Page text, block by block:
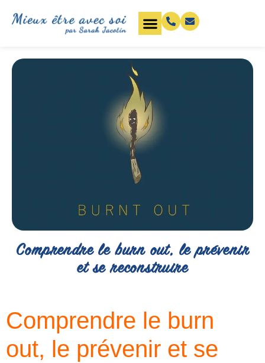
Comprendre le burn out, le prévenir
et se reconstruire
Comprendre le burn
out, le prévenir et se